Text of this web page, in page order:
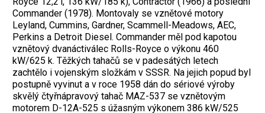
Commander (1978). Montovaly se vznětové motory
Leyland, Cummins, Gardner, Scammell-Meadows, AEC,
Perkins a Detroit Diesel. Commander měl pod kapotou
vznětový dvanáctiválec Rolls-Royce o výkonu 460
kW/625 k. Těžkých tahačů se v padesátých letech
zachtělo i vojenským složkám v SSSR. Na jejich popud byl
postupně vyvinut a v roce 1958 dán do sériové výroby
skvělý čtyřnápravový tahač MAZ-537 se vznětovým
motorem D-12A-525 s úžasným výkonem 386 kW/525